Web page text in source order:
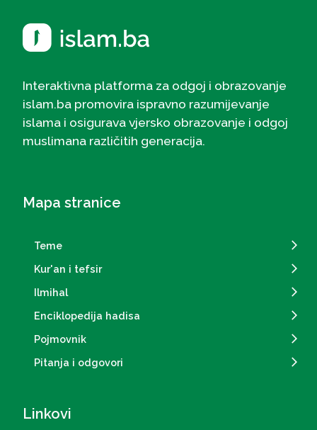
Interaktivna platforma za odgoj i obrazovanje
islam.ba promovira ispravno razumijevanje
islama i osigurava vjersko obrazovanje i odgoj
muslimana različitih generacija.
Mapa stranice
Teme
Kur'an i tefsir
Ilmihal
Enciklopedija hadisa
Pojmovnik
Pitanja i odgovori
Linkovi